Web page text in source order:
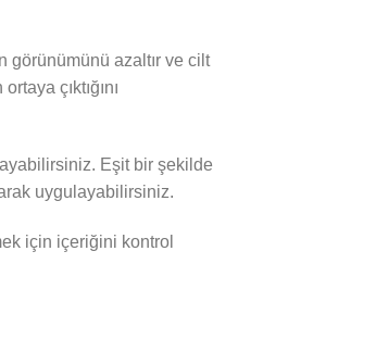
görünümünü azaltır ve cilt
çıktığını
Eşit bir şekilde
uygulayabilirsiniz.
için içeriğini kontrol